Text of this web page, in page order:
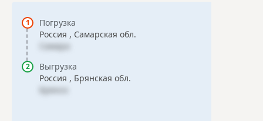
Погрузка
Россия , Самарская обл.
Самара
Выгрузка
Россия , Брянская обл.
Брянск